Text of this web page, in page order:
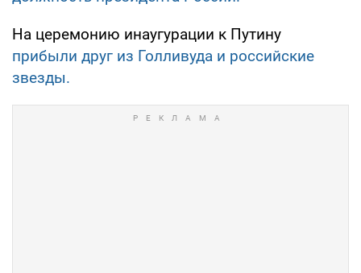
На церемонию инаугурации к Путину
прибыли друг из Голливуда и российские
звезды.